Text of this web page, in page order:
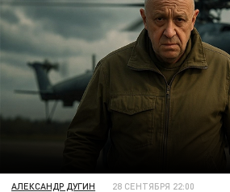
АЛЕКСАНДР ДУГИН 28 СЕНТЯБРЯ 22:00